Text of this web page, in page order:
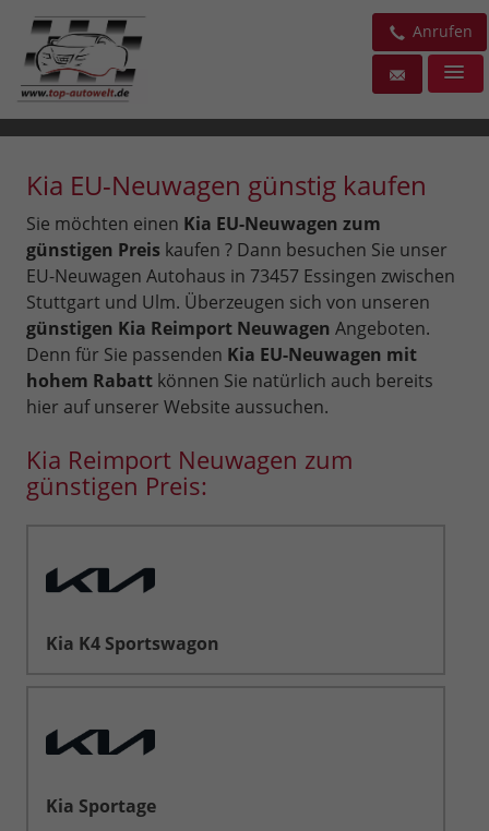
Anrufen
Kia EU-Neuwagen günstig kaufen
Sie möchten einen Kia EU-Neuwagen zum
günstigen Preis kaufen ? Dann besuchen Sie unser
EU-Neuwagen Autohaus in 73457 Essingen zwischen
Stuttgart und Ulm. Überzeugen sich von unseren
günstigen Kia Reimport Neuwagen Angeboten.
Denn für Sie passenden Kia EU-Neuwagen mit
hohem Rabatt können Sie natürlich auch bereits
hier auf unserer Website aussuchen.
Kia Reimport Neuwagen zum
günstigen Preis:
Kia K4 Sportswagon
Kia Sportage